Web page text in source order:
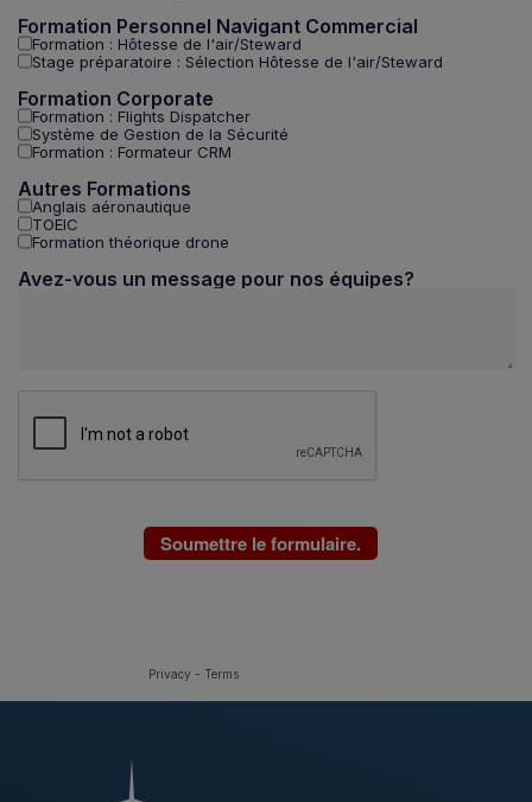
Formation Personnel Navigant Commercial
Formation : Hôtesse de l'air/Steward
Stage préparatoire : Sélection Hôtesse de l'air/Steward
Formation Corporate
Formation : Flights Dispatcher
Système de Gestion de la Sécurité
Formation : Formateur CRM
Autres Formations
Anglais aéronautique
TOEIC
Formation théorique drone
Avez-vous un message pour nos équipes?
Privacy - Terms